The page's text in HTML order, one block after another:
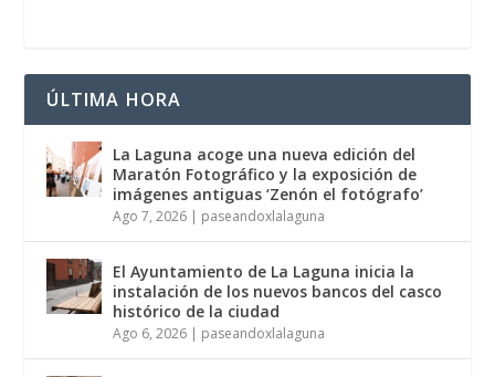
ÚLTIMA HORA
La Laguna acoge una nueva edición del
Maratón Fotográfico y la exposición de
imágenes antiguas ‘Zenón el fotógrafo’
Ago 7, 2026 | paseandoxlalaguna
El Ayuntamiento de La Laguna inicia la
instalación de los nuevos bancos del casco
histórico de la ciudad
Ago 6, 2026 | paseandoxlalaguna